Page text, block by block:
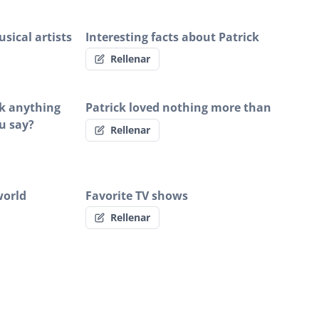
artists Interesting facts about Patrick
Rellenar
anything
say?
Patrick loved nothing more than
Rellenar
Favorite TV shows
Rellenar